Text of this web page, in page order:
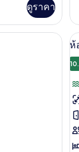
ดูราคา
2
เ
วิ
กับ
ห้
ดี
ลัก
ซ์,
เ
ใ
เ
วิว
ส
หญ่ 2 เตียง, ระเบียงเ
ภ
ทั้
ข
ดี
ห้